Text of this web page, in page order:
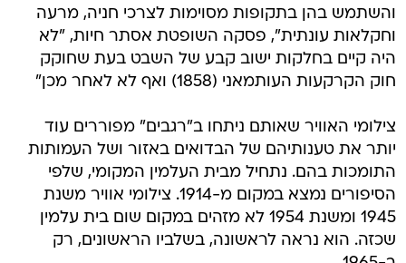
והשתמש בהן בתקופות מסוימות לצרכי חניה, מרעה
וחקלאות עונתית", פסקה השופטת אסתר חיות, "לא
היה קיים בחלקות ישוב קבע של השבט בעת שחוקק
חוק הקרקעות העותמאני (1858) ואף לא לאחר מכן"
צילומי האוויר שאותם ניתחו ב"רגבים" מפוררים עוד
יותר את טענותיהם של הבדואים באזור ושל העמותות
התומכות בהם. נתחיל מבית העלמין המקומי, שלפי
הסיפורים נמצא במקום מ-1914. צילומי אוויר משנת
1945 ומשנת 1954 לא מזהים במקום שום בית עלמין
שכזה. הוא נראה לראשונה, בשלביו הראשונים, רק